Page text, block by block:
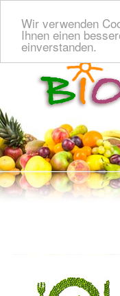
Wir verwenden
Ihnen einen
einverstanden.